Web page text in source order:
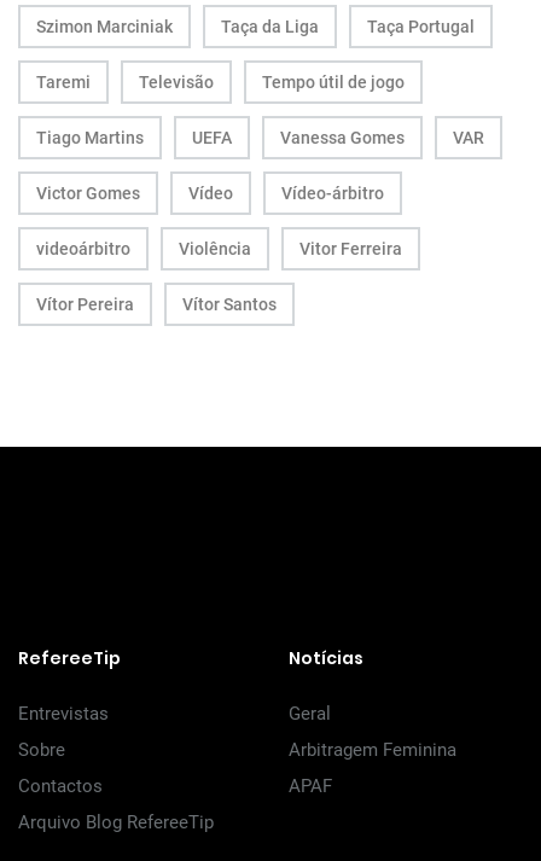
Szimon Marciniak Taça da Liga Taça Portugal
Taremi Televisão Tempo útil de jogo
Tiago Martins UEFA Vanessa Gomes VAR
Victor Gomes Vídeo Vídeo-árbitro
videoárbitro Violência Vitor Ferreira
Vítor Pereira Vítor Santos
RefereeTip
Entrevistas
Sobre
Contactos
Arquivo Blog RefereeTip
Notícias
Geral
Arbitragem Feminina
APAF